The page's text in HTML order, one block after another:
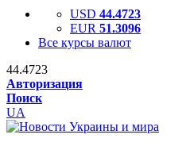
USD 44.4723
EUR 51.3096
Все курсы валют
44.4723
Авторизация
Поиск
UA